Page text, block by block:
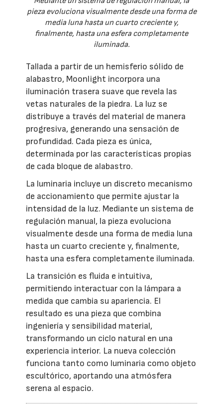
pieza evoluciona visualmente desde una forma de
media luna hasta un cuarto creciente y,
finalmente, hasta una esfera completamente
iluminada.
Tallada a partir de un hemisferio sólido de
alabastro, Moonlight incorpora una
iluminación trasera suave que revela las
vetas naturales de la piedra. La luz se
distribuye a través del material de manera
progresiva, generando una sensación de
profundidad. Cada pieza es única,
determinada por las características propias
de cada bloque de alabastro.
La luminaria incluye un discreto mecanismo
de accionamiento que permite ajustar la
intensidad de la luz. Mediante un sistema de
regulación manual, la pieza evoluciona
visualmente desde una forma de media luna
hasta un cuarto creciente y, finalmente,
hasta una esfera completamente iluminada.
La transición es fluida e intuitiva,
permitiendo interactuar con la lámpara a
medida que cambia su apariencia. El
resultado es una pieza que combina
ingeniería y sensibilidad material,
transformando un ciclo natural en una
experiencia interior. La nueva colección
funciona tanto como luminaria como objeto
escultórico, aportando una atmósfera
serena al espacio.